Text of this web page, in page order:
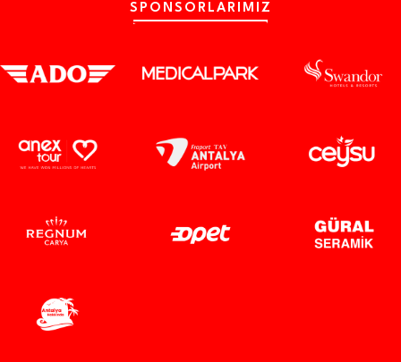
SPONSORLARIMIZ